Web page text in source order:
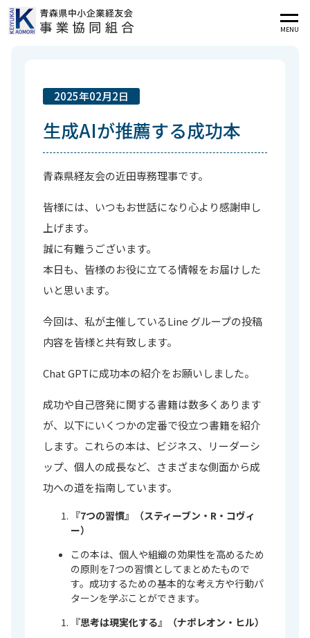
MENU
2025年02月2日
生成AIが推薦する成功本
青森県経友会の近田専務理事です。
皆様には、いつもお世話になり心より感謝申し
上げます。
誠に有難うございます。
本日も、皆様のお役に立てる情報をお届けした
いと思います。
今回は、私が主催しているLine グループの投稿
内容を皆様と共有致します。
Chat GPTに成功本の紹介をお願いしました。
成功や自己啓発に関する書籍は数多くあります
が、以下にいくつかの定番で役立つ書籍を紹介
します。これらの本は、ビジネス、リーダーシ
ップ、個人の成長など、さまざまな側面から成
功への道を指南しています。
『7つの習慣』（スティーブン・R・コヴィ
ー）
この本は、個人や組織の効果性を高めるため
の原則を7つの習慣としてまとめたもので
す。成功するための基本的な考え方や行動パ
ターンを学ぶことができます。
『思考は現実化する』（ナポレオン・ヒル）